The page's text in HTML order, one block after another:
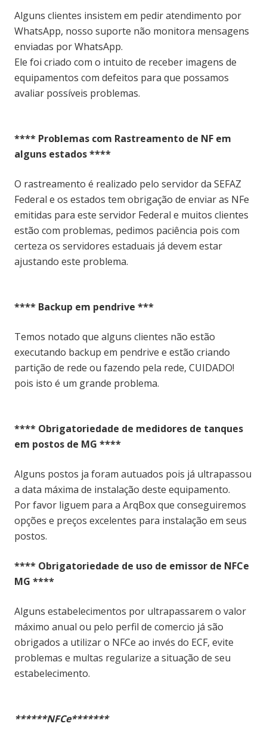
Alguns clientes insistem em pedir atendimento por
WhatsApp, nosso suporte não monitora mensagens
enviadas por WhatsApp.
Ele foi criado com o intuito de receber imagens de
equipamentos com defeitos para que possamos
avaliar possíveis problemas.
**** Problemas com Rastreamento de NF em
alguns estados ****
O rastreamento é realizado pelo servidor da SEFAZ
Federal e os estados tem obrigação de enviar as NFe
emitidas para este servidor Federal e muitos clientes
estão com problemas, pedimos paciência pois com
certeza os servidores estaduais já devem estar
ajustando este problema.
**** Backup em pendrive ***
Temos notado que alguns clientes não estão
executando backup em pendrive e estão criando
partição de rede ou fazendo pela rede, CUIDADO!
pois isto é um grande problema.
**** Obrigatoriedade de medidores de tanques
em postos de MG ****
Alguns postos ja foram autuados pois já ultrapassou
a data máxima de instalação deste equipamento.
Por favor liguem para a ArqBox que conseguiremos
opções e preços excelentes para instalação em seus
postos.
**** Obrigatoriedade de uso de emissor de NFCe
MG ****
Alguns estabelecimentos por ultrapassarem o valor
máximo anual ou pelo perfil de comercio já são
obrigados a utilizar o NFCe ao invés do ECF, evite
problemas e multas regularize a situação de seu
estabelecimento.
******NFCe*******